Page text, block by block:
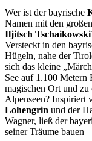
Wer ist der bayrische
Namen mit den
Iljitsch Tschaikowski
Versteckt in den
Hügeln, nahe der
sich das kleine
See auf 1.100 Metern
magischen Ort und
Alpenseen? Inspiriert
Lohengrin und der
Wagner, ließ der
seiner Träume bauen